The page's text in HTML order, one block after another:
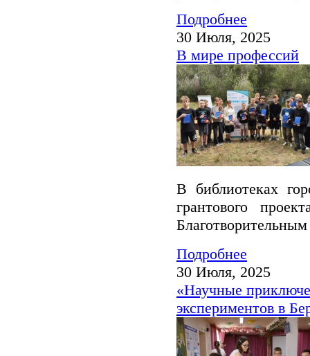
Подробнее
30 Июля, 2025
В мире профессий
В библиотеках
грантового
Подробнее
30 Июля, 2025
«Научные
экспериментов в